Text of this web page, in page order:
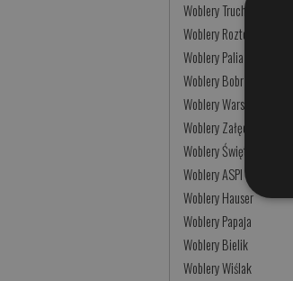
Woblery Trucha
Woblery Roztocze
Woblery Palia
Woblery Bobrzańskie
Woblery Warszawskie
Woblery Załęczańskie
Woblery Świętokrzyskie
Woblery ASPI
Woblery Hauser
Woblery Papaja
Woblery Bielik
Woblery Wiślak